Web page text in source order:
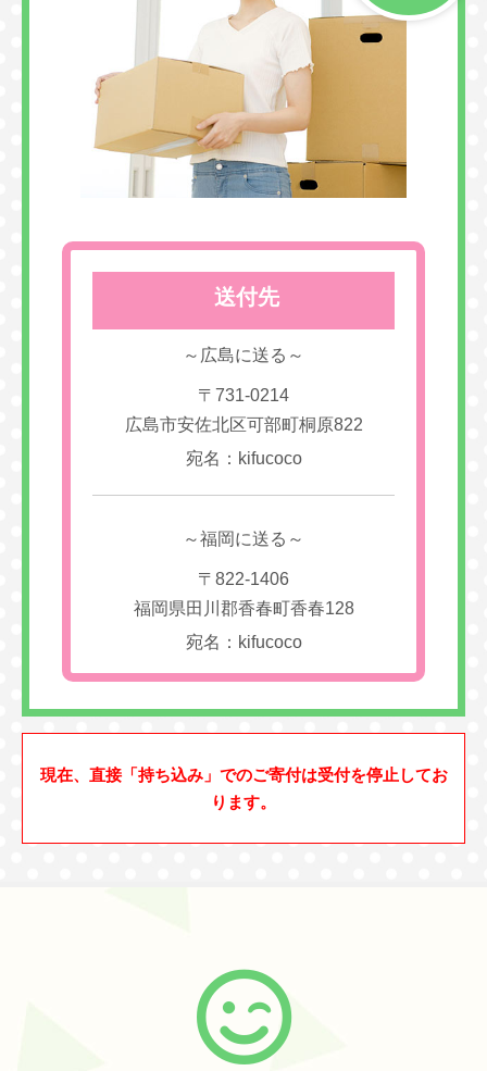
送付先
～広島に送る～
〒731-0214
広島市安佐北区可部町桐原822
宛名：kifucoco
～福岡に送る～
〒822-1406
福岡県田川郡香春町香春128
宛名：kifucoco
現在、直接「持ち込み」でのご寄付は受付を停止してお
ります。